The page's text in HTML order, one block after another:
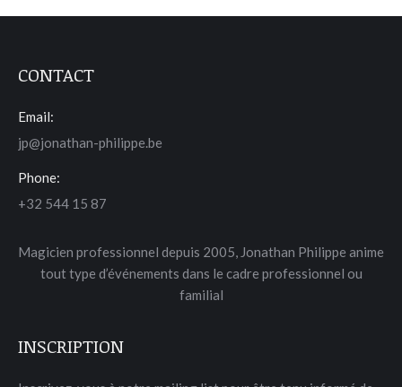
CONTACT
Email:
jp@jonathan-philippe.be
Phone:
+32 544 15 87
Magicien professionnel depuis 2005, Jonathan Philippe anime
tout type d’événements dans le cadre professionnel ou
familial
INSCRIPTION